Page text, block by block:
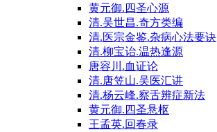
黄元御.四圣心源
清.吴世昌.奇方类编
清.医宗金鉴.杂病心法要诀
清.柳宝诒.温热逢源
唐容川.血证论
清.唐笠山.吴医汇讲
清.杨云峰.察舌辨症新法
黄元御.四圣悬枢
王孟英.回春录